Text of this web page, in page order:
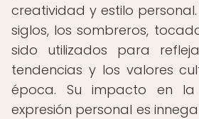
creatividad y estilo
siglos, los sombreros,
sido utilizados para
tendencias y los valores
época. Su impacto en
expresión personal es